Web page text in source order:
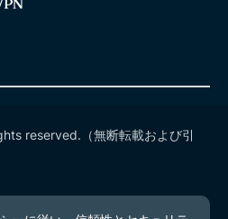
reserved.（無断転載および引